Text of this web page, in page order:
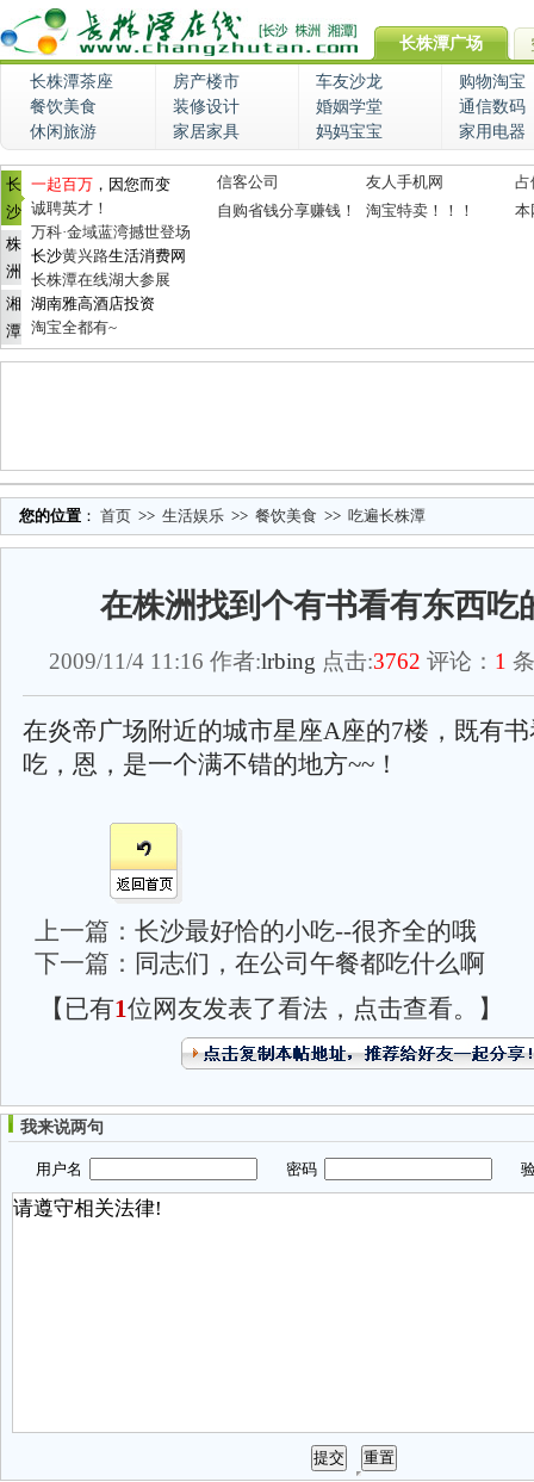
长株潭广场
长株潭茶座 房产楼市 车友沙龙
购物淘宝
餐饮美食
装修设计 婚姻学堂
通信数码
休闲旅游
家居家具 妈妈宝宝 家用电器
长
沙
株
洲
湘
潭
一起百万 ，因您而变
诚聘英才！
万科·金域蓝湾撼世登场
长沙黄兴路生活消费网
长株潭在线湖大参展
湖南雅高酒店投资
淘宝全都有~
信客公司 友人手机网
占
自购省钱分享赚钱！
淘宝特卖！！！ 本
您的位置 ： 首页 >> 生活娱乐 >> 餐饮美食 >> 吃遍长株潭
在株洲找到个有书看有东西吃
2009/11/4 11:16 作者:lrbing 点击:3762 评论： 1
在炎帝广场附近的城市星座A座的7楼，既有
吃，恩，是一个满不错的地方~~！
上一篇： 长沙最好恰的小吃--很齐全的哦
下一篇： 同志们，在公司午餐都吃什么啊
【已有1位网友发表了看法，点击查看。】
我来说两句
用户名 密码 验